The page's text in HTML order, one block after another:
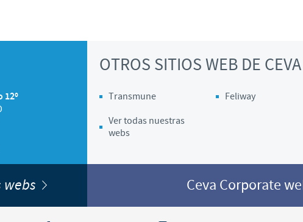
12º
OTROS SITIOS WEB DE CEVA
Transmune Feliway
Ver todas nuestras
webs
webs Ceva Corporate